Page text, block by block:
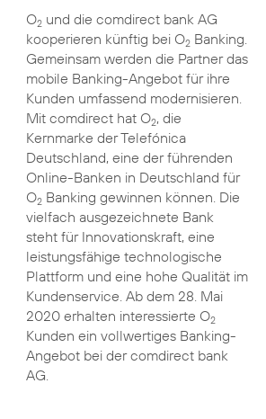
O2und die comdirect bank AG
kooperieren künftig bei O2Banking.
Gemeinsam werden die Partner das
mobile Banking-Angebot für ihre
Kunden umfassend modernisieren.
Mit comdirect hat O2, die
Kernmarke der Telefónica
Deutschland, eine der führenden
Online-Banken in Deutschland für
O2Banking gewinnen können. Die
vielfach ausgezeichnete Bank
steht für Innovationskraft, eine
leistungsfähige technologische
Plattform und eine hohe Qualität im
Kundenservice. Ab dem 28. Mai
2020 erhalten interessierte O2
Kunden ein vollwertiges Banking-
Angebot bei der comdirect bank
AG.